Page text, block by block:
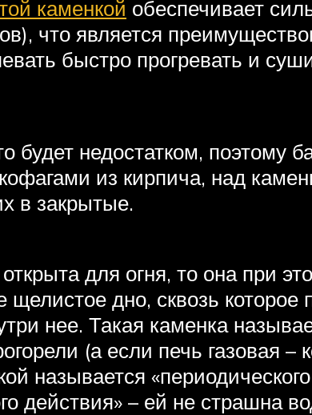
каменкой обеспечивает
что является
быстро прогревать и
будет недостатком, поэтому
из кирпича, над
в закрытые.
для огня, то она при
щелистое дно, сквозь
нее. Такая каменка
(а если печь газовая
называется
действия» – ей не страшна